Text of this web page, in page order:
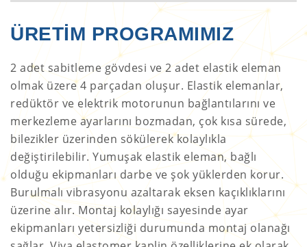
ÜRETİM PROGRAMIMIZ
2 adet sabitleme gövdesi ve 2 adet elastik eleman
olmak üzere 4 parçadan oluşur. Elastik elemanlar,
redüktör ve elektrik motorunun bağlantılarını ve
merkezleme ayarlarını bozmadan, çok kısa sürede,
bilezikler üzerinden sökülerek kolaylıkla
değiştirilebilir. Yumuşak elastik eleman, bağlı
olduğu ekipmanları darbe ve şok yüklerden korur.
Burulmalı vibrasyonu azaltarak eksen kaçıklıklarını
üzerine alır. Montaj kolaylığı sayesinde ayar
ekipmanları yetersizliği durumunda montaj olanağı